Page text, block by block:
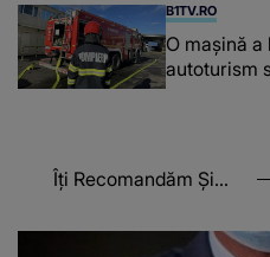
B1TV.RO
O maşină a
autoturism
Îți Recomandăm Și...